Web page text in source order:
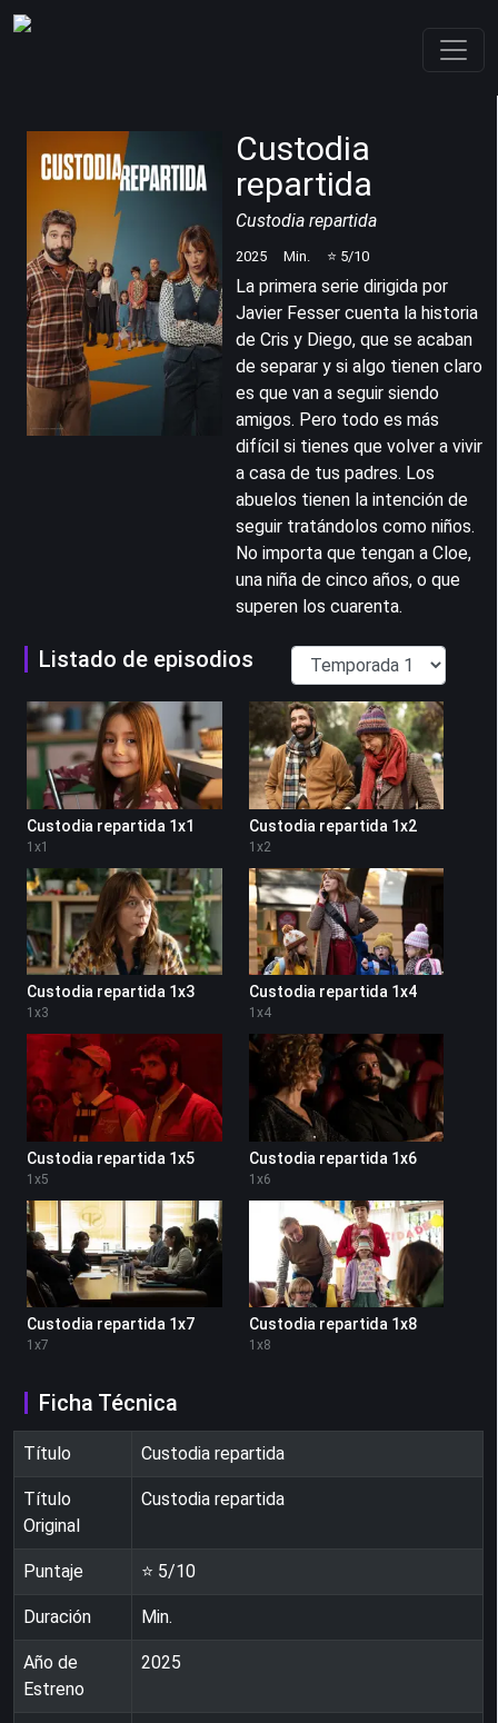
Custodia
repartida
Custodia repartida
2025 Min. ⭐ 5/10
La primera serie dirigida por
Javier Fesser cuenta la historia
de Cris y Diego, que se acaban
de separar y si algo tienen claro
es que van a seguir siendo
amigos. Pero todo es más
difícil si tienes que volver a vivir
a casa de tus padres. Los
abuelos tienen la intención de
seguir tratándolos como niños.
No importa que tengan a Cloe,
una niña de cinco años, o que
superen los cuarenta.
Listado de episodios
Custodia repartida 1x1
1 x1
Custodia repartida 1x2
1 x2
Custodia repartida 1x3
1 x3
Custodia repartida 1x4
1 x4
Custodia repartida 1x5
1 x5
Custodia repartida 1x6
1 x6
Custodia repartida 1x7
1 x7
Custodia repartida 1x8
1 x8
Ficha Técnica
Título Custodia repartida
Título
Original
Custodia repartida
Puntaje ⭐ 5/10
Duración Min.
Año de
Estreno
2025